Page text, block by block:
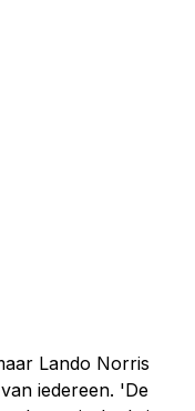
Lando Norris
iedereen. 'De